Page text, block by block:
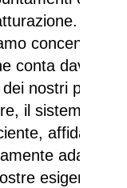
su
la
più
e
alle